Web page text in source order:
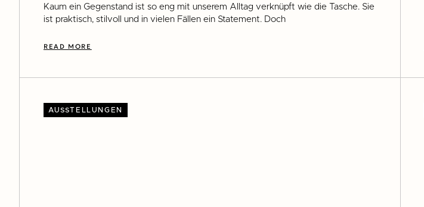
Kaum ein Gegenstand ist so eng mit unserem Alltag verknüpft wie die Tasche. Sie
ist praktisch, stilvoll und in vielen Fällen ein Statement. Doch
READ MORE
AUSSTELLUNGEN